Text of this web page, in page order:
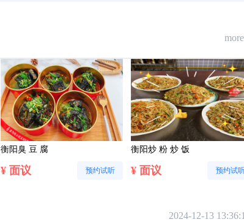
more
衡阳臭 豆 腐
¥ 面议 预约试听
衡阳炒 粉 炒 饭
¥ 面议 预约试
2024-12-13